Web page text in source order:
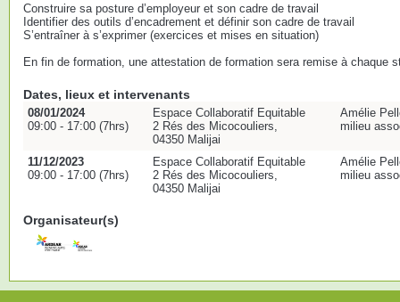
Construire sa posture d’employeur et son cadre de travail
Identifier des outils d’encadrement et définir son cadre de travail
S’entraîner à s’exprimer (exercices et mises en situation)
En fin de formation, une attestation de formation sera remise à chaque
Dates, lieux et intervenants
08/01/2024
09:00 - 17:00 (7hrs)
Espace Collaboratif Equitable
2 Rés des Micocouliers,
04350 Malijai
Amélie
milieu
11/12/2023
09:00 - 17:00 (7hrs)
Espace Collaboratif Equitable
2 Rés des Micocouliers,
04350 Malijai
Amélie
milieu
Organisateur(s)